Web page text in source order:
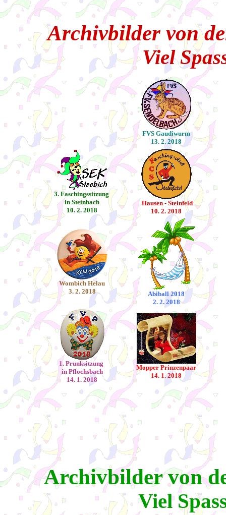
Archivbilder von
Viel
FVS Gaudiwurm
13. 2. 2018
3. Faschingssitzung
in Steinbach
10. 2. 2018
Hausen - Steinfeld
10. 2. 2018
Wombich Helau
3. 2. 2018
Abiball 2018
2. 2. 2018
1. Prunksitzung
in Pflochsbach
14. 1. 2018
Mopper Prinzenpaar
14. 1. 2018
Archivbilder von
Viel